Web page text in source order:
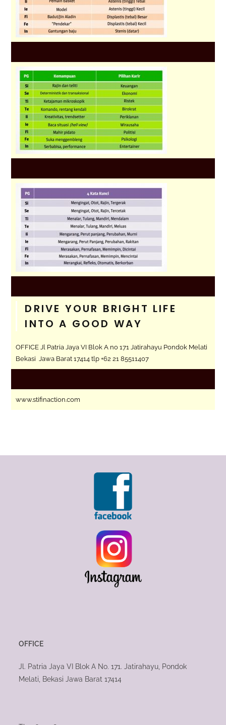
DRIVE YOUR BRIGHT LIFE
INTO A GOOD WAY
OFFICE Jl Patria Jaya VI Blok A no 171 Jatirahayu Pondok Melati
Bekasi Jawa Barat 17414 tlp +62 21 85511407
www.stifinaction.com
OFFICE
Jl. Patria Jaya VI Blok A No. 171. Jatirahayu, Pondok
Melati, Bekasi Jawa Barat 17414